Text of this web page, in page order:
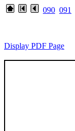
090 091
Display PDF Page